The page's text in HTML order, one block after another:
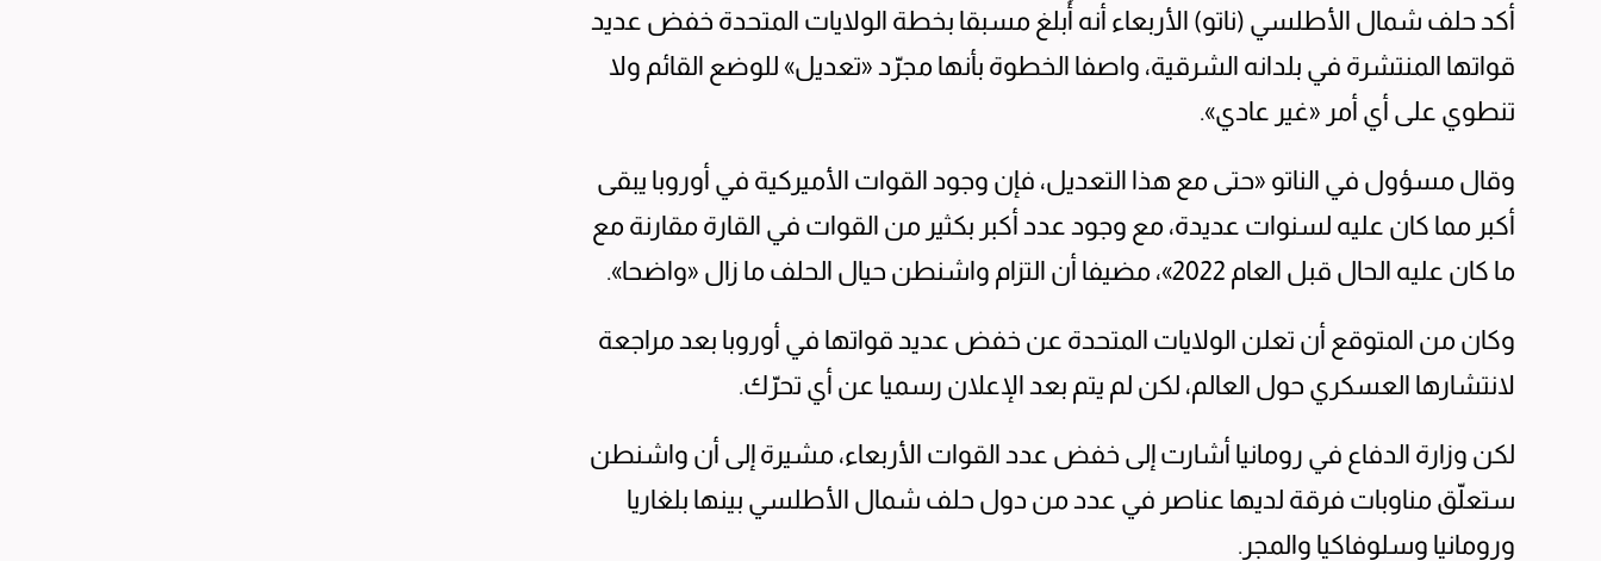
أكد حلف شمال الأطلسي (ناتو) الأربعاء أنه أُبلغ مسبقا بخطة الولايات المتحدة خفض عديد
قواتها المنتشرة في بلدانه الشرقية، واصفا الخطوة بأنها مجرّد «تعديل» للوضع القائم ولا
تنطوي على أي أمر «غير عادي».
وقال مسؤول في الناتو «حتى مع هذا التعديل، فإن وجود القوات الأميركية في أوروبا يبقى
أكبر مما كان عليه لسنوات عديدة، مع وجود عدد أكبر بكثير من القوات في القارة مقارنة مع
ما كان عليه الحال قبل العام 2022»، مضيفا أن التزام واشنطن حيال الحلف ما زال «واضحا».
وكان من المتوقع أن تعلن الولايات المتحدة عن خفض عديد قواتها في أوروبا بعد مراجعة
لانتشارها العسكري حول العالم، لكن لم يتم بعد الإعلان رسميا عن أي تحرّك.
لكن وزارة الدفاع في رومانيا أشارت إلى خفض عدد القوات الأربعاء، مشيرة إلى أن واشنطن
ستعلّق مناوبات فرقة لديها عناصر في عدد من دول حلف شمال الأطلسي بينها بلغاريا
ورومانيا وسلوفاكيا والمجر.